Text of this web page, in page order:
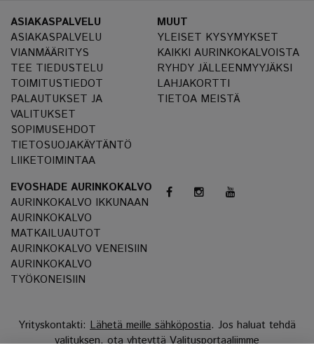
ASIAKASPALVELU
ASIAKASPALVELU
VIANMÄÄRITYS
TEE TIEDUSTELU
TOIMITUSTIEDOT
PALAUTUKSET JA
VALITUKSET
SOPIMUSEHDOT
TIETOSUOJAKÄYTÄNTÖ
LIIKETOIMINTAA
MUUT
YLEISET KYSYMYKSET
KAIKKI AURINKOKALVOISTA
RYHDY JÄLLEENMYYJÄKSI
LAHJAKORTTI
TIETOA MEISTÄ
EVOSHADE AURINKOKALVO
AURINKOKALVO IKKUNAAN
AURINKOKALVO
MATKAILUAUTOT
AURINKOKALVO VENEISIIN
AURINKOKALVO
TYÖKONEISIIN
Yrityskontakti: Lähetä meille sähköpostia. Jos haluat tehdä
valituksen, ota yhteyttäValitusportaaliimme